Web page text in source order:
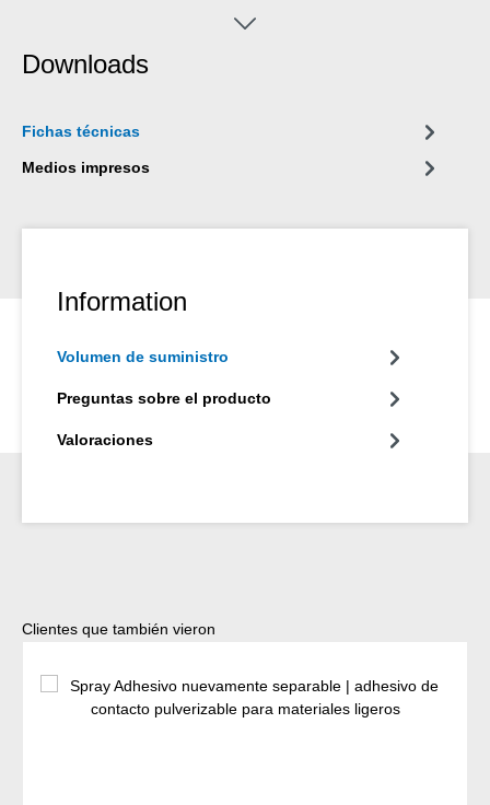
Downloads
Fichas técnicas
Medios impresos
Information
Volumen de suministro
Preguntas sobre el producto
Valoraciones
Omitir la galería de productos
Clientes que también vieron